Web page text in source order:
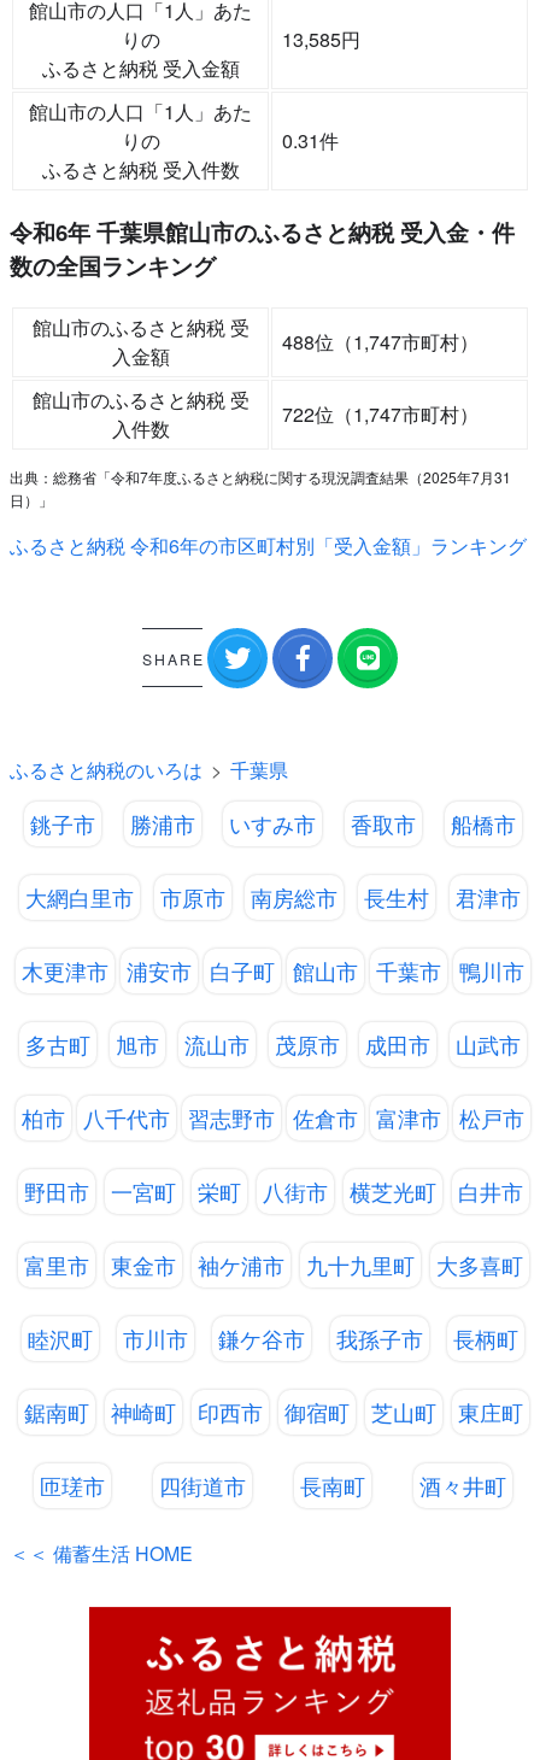
館山市の人口「1人」あた
りの
ふるさと納税 受入金額
13,585円
館山市の人口「1人」あた
りの
ふるさと納税 受入件数
0.31件
令和6年 千葉県館山市のふるさと納税 受入金・件
数の全国ランキング
館山市のふるさと納税 受
入金額
488位（1,747市町村）
館山市のふるさと納税 受
入件数
722位（1,747市町村）
出典：総務省「令和7年度ふるさと納税に関する現況調査結果（2025年7月31
日）」
ふるさと納税 令和6年の市区町村別「受入金額」ランキング
SHARE
ふるさと納税のいろは 千葉県
銚子市 勝浦市 いすみ市 香取市 船橋市
大網白里市 市原市 南房総市 長生村 君津市
木更津市 浦安市 白子町 館山市 千葉市 鴨川市
多古町 旭市 流山市 茂原市 成田市 山武市
柏市 八千代市 習志野市 佐倉市 富津市 松戸市
野田市 一宮町 栄町 八街市 横芝光町 白井市
富里市 東金市 袖ケ浦市 九十九里町 大多喜町
睦沢町 市川市 鎌ケ谷市 我孫子市 長柄町
鋸南町 神崎町 印西市 御宿町 芝山町 東庄町
匝瑳市 四街道市 長南町 酒々井町
＜＜ 備蓄生活 HOME